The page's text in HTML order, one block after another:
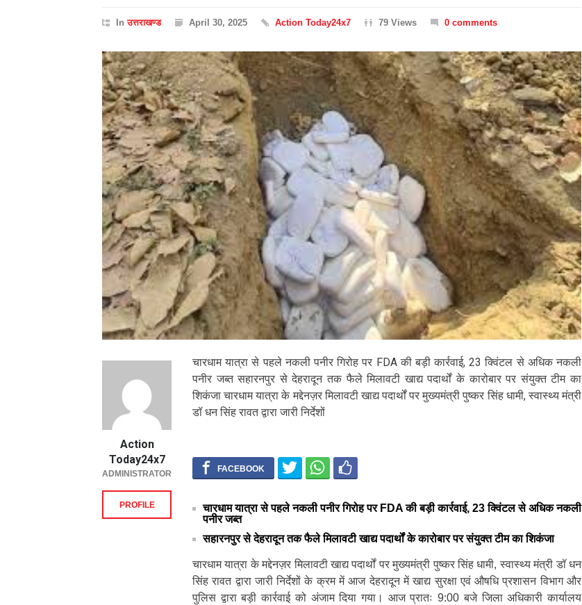
Inउत्तराखण्ड April 30, 2025 Action Today24x7 79 Views 0 comments
चारधाम यात्रा से पहले नकली पनीर गिरोह पर FDA की बड़ी कार्रवाई, 23 क्विंटल से अधिक नकली
पनीर जब्त सहारनपुर से देहरादून तक फैले मिलावटी खाद्य पदार्थों के कारोबार पर संयुक्त टीम का
शिकंजा चारधाम यात्रा के मद्देनज़र मिलावटी खाद्य पदार्थों पर मुख्यमंत्री पुष्कर सिंह धामी, स्वास्थ्य मंत्री
डॉ धन सिंह रावत द्वारा जारी निर्देशों
चारधाम यात्रा से पहले नकली पनीर गिरोह पर FDA की बड़ी कार्रवाई, 23 क्विंटल से अधिक नकली
पनीर जब्त
सहारनपुर से देहरादून तक फैले मिलावटी खाद्य पदार्थों के कारोबार पर संयुक्त टीम का शिकंजा
चारधाम यात्रा के मद्देनज़र मिलावटी खाद्य पदार्थों पर मुख्यमंत्री पुष्कर सिंह धामी, स्वास्थ्य मंत्री डॉ धन
सिंह रावत द्वारा जारी निर्देशों के क्रम में आज देहरादून में खाद्य सुरक्षा एवं औषधि प्रशासन विभाग और
पुलिस द्वारा बड़ी कार्रवाई को अंजाम दिया गया। आज प्रातः 9:00 बजे जिला अधिकारी कार्यालय
Action
Today24x7
ADMINISTRATOR
PROFILE